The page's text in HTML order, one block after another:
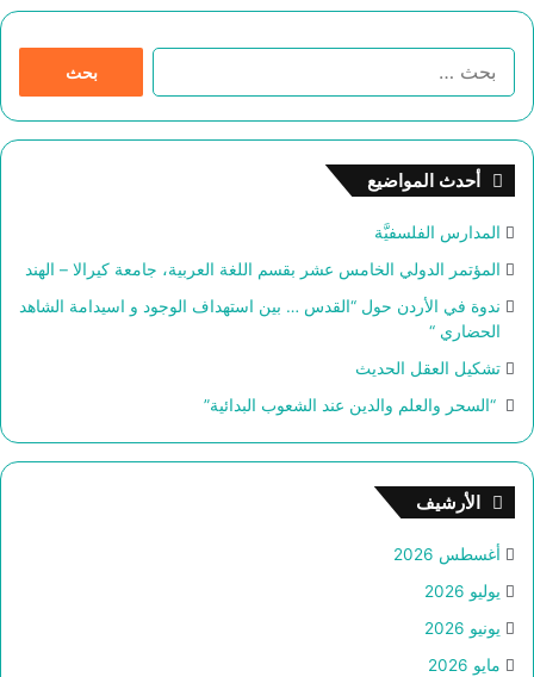
ح
أحدث المواضيع
المدارس الفلسفيَّة
المؤتمر الدولي الخامس عشر بقسم اللغة العربية، جامعة كيرالا – الهند
ندوة في الأردن حول “القدس … بين استهداف الوجود و اسيدامة الشاهد
الحضاري “
تشكيل العقل الحديث
“السحر والعلم والدين عند الشعوب البدائية”
الأرشيف
أغسطس 2026
يوليو 2026
يونيو 2026
مايو 2026